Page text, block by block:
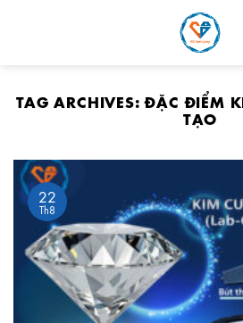
TAG ARCHIVES:ĐẶC ĐIỂM
TẠO
22
Th8